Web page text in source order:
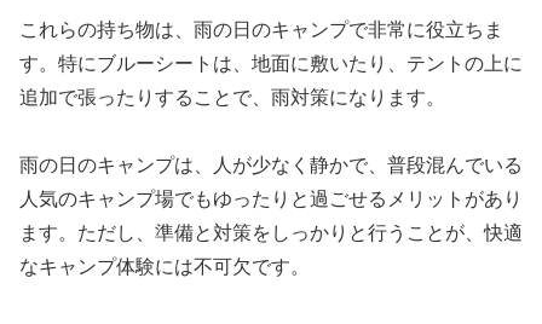
これらの持ち物は、雨の日のキャンプで非常に役立ちま
す。特にブルーシートは、地面に敷いたり、テントの上に
追加で張ったりすることで、雨対策になります。
雨の日のキャンプは、人が少なく静かで、普段混んでいる
人気のキャンプ場でもゆったりと過ごせるメリットがあり
ます。ただし、準備と対策をしっかりと行うことが、快適
なキャンプ体験には不可欠です。